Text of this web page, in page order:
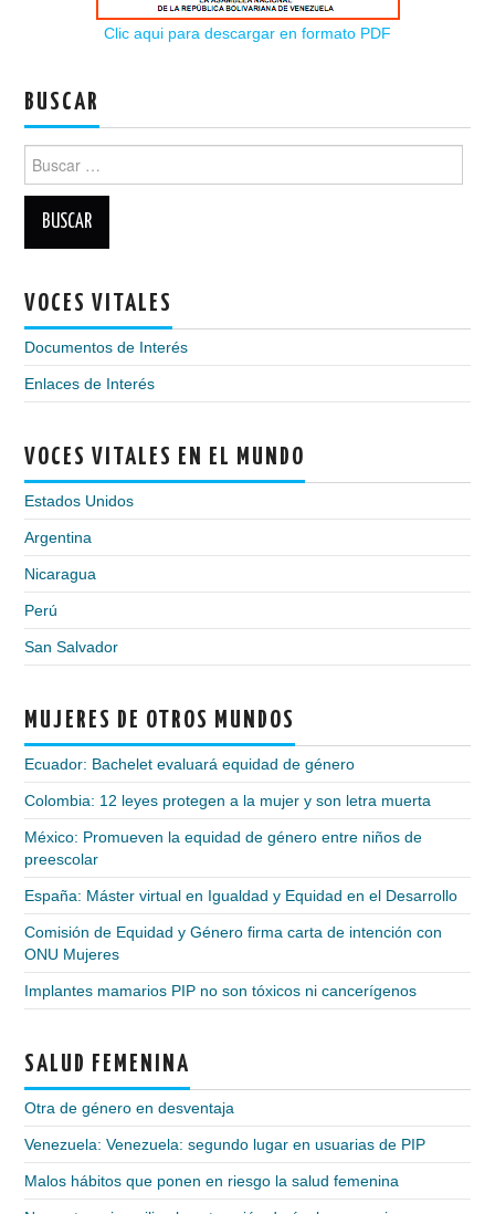
Clic aqui para descargar en formato PDF
BUSCAR
VOCES VITALES
Documentos de Interés
Enlaces de Interés
VOCES VITALES EN EL MUNDO
Estados Unidos
Argentina
Nicaragua
Perú
San Salvador
MUJERES DE OTROS MUNDOS
Ecuador: Bachelet evaluará equidad de género
Colombia: 12 leyes protegen a la mujer y son letra muerta
México: Promueven la equidad de género entre niños de
preescolar
España: Máster virtual en Igualdad y Equidad en el Desarrollo
Comisión de Equidad y Género firma carta de intención con
ONU Mujeres
Implantes mamarios PIP no son tóxicos ni cancerígenos
SALUD FEMENINA
Otra de género en desventaja
Venezuela: Venezuela: segundo lugar en usuarias de PIP
Malos hábitos que ponen en riesgo la salud femenina